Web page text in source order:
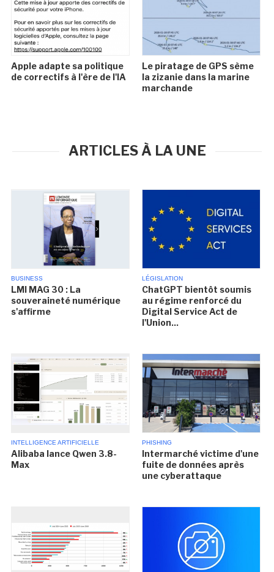
Apple adapte sa politique
de correctifs à l'ère de l'IA
Le piratage de GPS sème
la zizanie dans la marine
marchande
ARTICLES À LA UNE
BUSINESS
LMI MAG 30 : La
souveraineté numérique
s'affirme
LÉGISLATION
ChatGPT bientôt soumis
au régime renforcé du
Digital Service Act de
l'Union...
INTELLIGENCE ARTIFICIELLE
Alibaba lance Qwen 3.8-
Max
PHISHING
Intermarché victime d'une
fuite de données après
une cyberattaque